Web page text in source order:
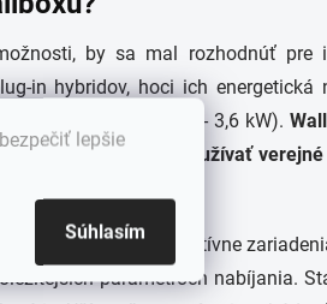
lepšie
Súhlasím
by sa mal rozhodnúť pre
in hybridov, hoci ich energetická
(ich výkon býva 2,3 - 3,6 kW).
majiteľ nemusí využívať
ovládanie. Ide o intuitívne
parametroch nabíjania.